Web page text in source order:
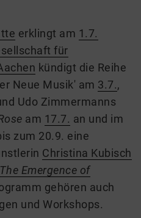
erklingt am 1.7.
für
kündigt die Reihe
Neue Musik' am 3.7.,
Udo Zimmermanns
am 17.7. an und im
zum 20.9. eine
Christina Kubisch
The Emergence of
gehören auch
und Workshops.